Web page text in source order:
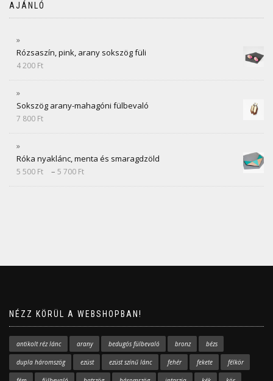
AJÁNLÓ
Rózsaszín, pink, arany sokszög füli
4 200 Ft
Sokszög arany-mahagóni fülbevaló
7 800 Ft
Róka nyaklánc, menta és smaragdzöld
5 500 Ft – 5 700 Ft
NÉZZ KÖRÜL A WEBSHOPBAN!
antikolt réz lánc arany bedugós fülbevaló bronz bézs
dupla háromszög ezüst ezüst színű lánc fehér fekete félkör